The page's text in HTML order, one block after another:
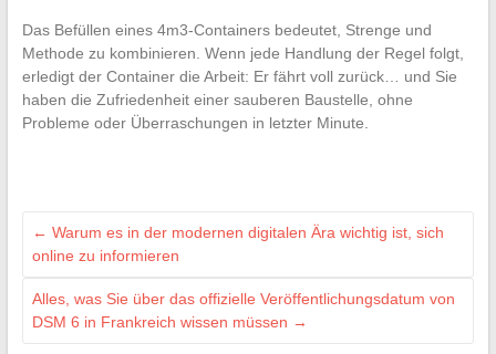
Das Befüllen eines 4m3-Containers bedeutet, Strenge und
Methode zu kombinieren. Wenn jede Handlung der Regel folgt,
erledigt der Container die Arbeit: Er fährt voll zurück… und Sie
haben die Zufriedenheit einer sauberen Baustelle, ohne
Probleme oder Überraschungen in letzter Minute.
← Warum es in der modernen digitalen Ära wichtig ist, sich
online zu informieren
Alles, was Sie über das offizielle Veröffentlichungsdatum von
DSM 6 in Frankreich wissen müssen →